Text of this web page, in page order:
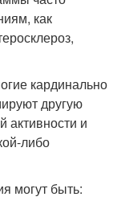
как
кардинально
другую
активности и
либо
могут быть: